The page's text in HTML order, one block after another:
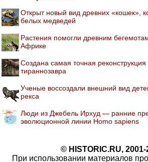
Открыт новый вид древних «кошек»,
белых медведей
Растения помогли древним
Африке
Создана самая точная
тираннозавра
Ученые воссоздали внешний вид
рекса
Люди из Джебель Ирхуд — ранние
эволюционной линии Homo sapiens
© HISTORIC.RU, 2001-
При использовании материалов